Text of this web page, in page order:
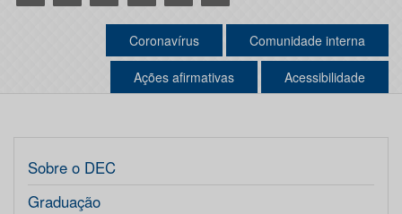
Coronavírus Comunidade interna
Ações afirmativas Acessibilidade
Sobre o DEC
Graduação